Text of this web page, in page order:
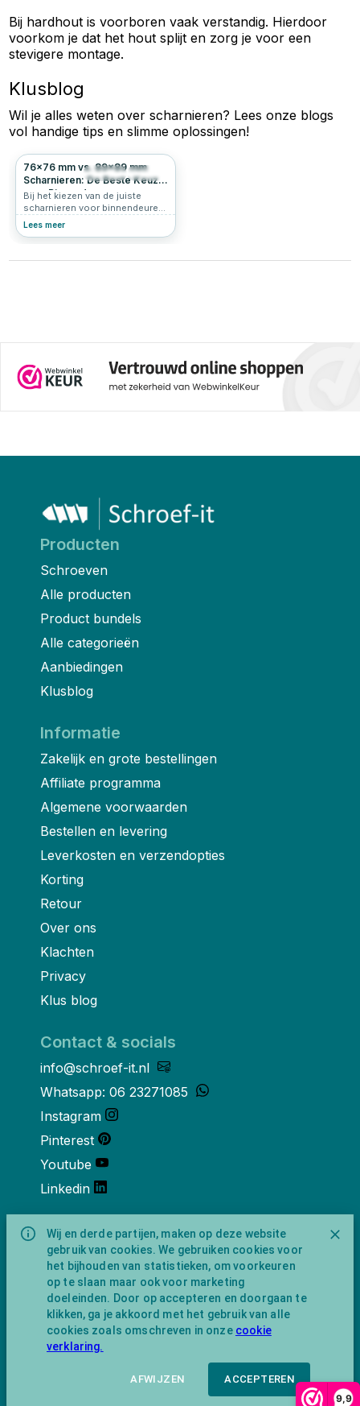
9,9
Wij en derde partijen, maken op deze website
gebruik van cookies. We gebruiken cookies voor
het bijhouden van statistieken, om voorkeuren
op te slaan maar ook voor marketing
doeleinden. Door op accepteren en doorgaan te
klikken, ga je akkoord met het gebruik van alle
cookies zoals omschreven in onze cookie
verklaring.
AFWIJZEN ACCEPTEREN
Bij hardhout is voorboren vaak verstandig. Hierdoor
voorkom je dat het hout splijt en zorg je voor een
stevigere montage.
Klusblog
Wil je alles weten overscharnieren? Lees onze blogs
vol handige tips en slimme oplossingen!
1328 5.0
76x76 mm vs. 89x89 mm
Scharnieren: De Beste Keuze
voor Binnendeuren
Bij het kiezen van de juiste
scharnieren voor binnendeuren
is de maat van cruciaal belang.
Lees meer
Producten
Schroeven
Alle producten
Product bundels
Alle categorieën
Aanbiedingen
Klusblog
Informatie
Zakelijk en grote bestellingen
Affiliate programma
Algemene voorwaarden
Bestellen en levering
Leverkosten en verzendopties
Korting
Retour
Over ons
Klachten
Privacy
Klus blog
Contact & socials
info@schroef-it.nl
Whatsapp: 06 23271085
Instagram
Pinterest
Youtube
Linkedin
Over ons
Schroef-it is een handelsnaam van
NewFeather B.V. geregisteerd onder KVK
nummer 91702593 met BTW-
identificatienummer NL865743009B01.
Postadres Amsterdamseweg 91 1422 AC
Uithoorn (geen bezoekadres).